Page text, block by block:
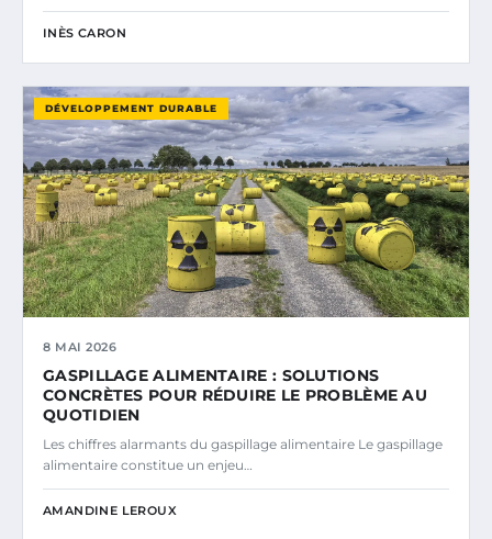
INÈS CARON
DÉVELOPPEMENT DURABLE
8 MAI 2026
GASPILLAGE ALIMENTAIRE : SOLUTIONS
CONCRÈTES POUR RÉDUIRE LE PROBLÈME AU
QUOTIDIEN
Les chiffres alarmants du gaspillage alimentaire Le gaspillage
alimentaire constitue un enjeu…
AMANDINE LEROUX